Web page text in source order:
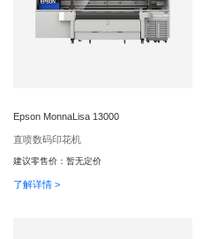
Epson MonnaLisa 13000
直喷数码印花机
建议零售价： 暂无定价
了解详情 >